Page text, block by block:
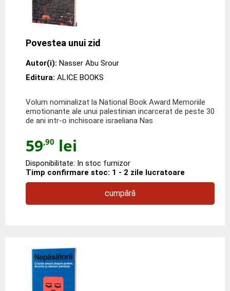
Povestea unui zid
Autor(i): Nasser Abu Srour
Editura: ALICE BOOKS
Volum nominalizat la National Book Award Memoriile
emotionante ale unui palestinian incarcerat de peste 30
de ani intr-o inchisoare israeliana Nas
59,90 lei
Disponibilitate: In stoc furnizor
Timp confirmare stoc: 1 - 2 zile lucratoare
cumpără